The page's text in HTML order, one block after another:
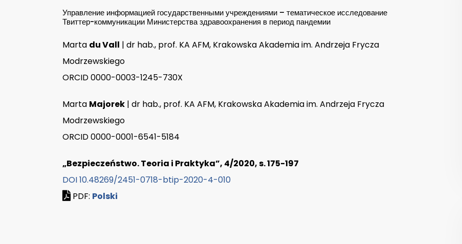
Управление информацией государственными учреждениями – тематическое исследование
Твиттер-коммуникации Министерства здравоохранения в период пандемии
Marta du Vall | dr hab., prof. KA AFM, Krakowska Akademia im. Andrzeja Frycza
Modrzewskiego
ORCID 0000-0003-1245-730X
Marta Majorek | dr hab., prof. KA AFM, Krakowska Akademia im. Andrzeja Frycza
Modrzewskiego
ORCID 0000-0001-6541-5184
„Bezpieczeństwo. Teoria i Praktyka”, 4/2020, s. 175-197
DOI 10.48269/2451-0718-btip-2020-4-010
PDF: Polski